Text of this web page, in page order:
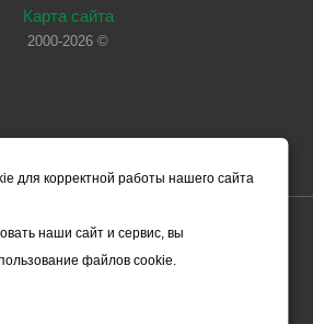
Карта сайта
2000-2026 ©
носят справочный характер и не
со ст. 435 ГК РФ). Они могут
стоимость товара формируется
для корректной работы нашего сайта
наши сайт и сервис, вы
файлов cookie.